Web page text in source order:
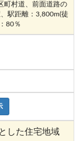
町村道、前面道路の
駅距離：3,800m(徒
80％
した住宅地域